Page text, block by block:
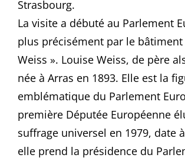
Strasbourg.
La visite a débuté au Parlement
plus précisément par le bâtiment
Weiss ». Louise Weiss, de père
née à Arras en 1893. Elle est la
emblématique du Parlement
première Députée Européenne
suffrage universel en 1979, date
elle prend la présidence du